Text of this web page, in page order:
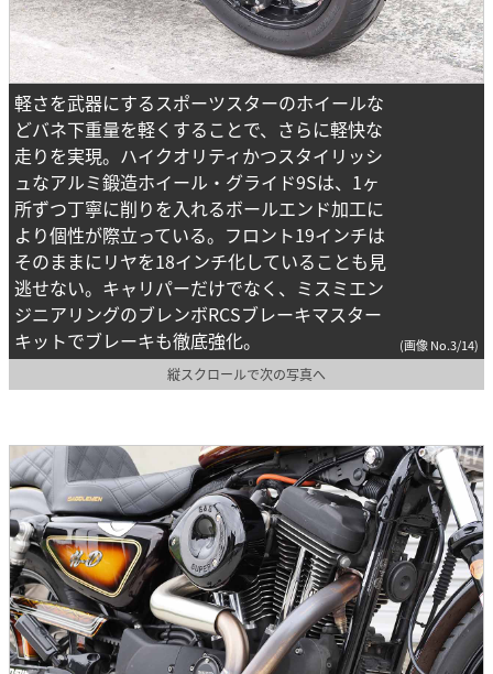
軽さを武器にするスポーツスターのホイールな
どバネ下重量を軽くすることで、さらに軽快な
走りを実現。ハイクオリティかつスタイリッシ
ュなアルミ鍛造ホイール・グライド9Sは、1ヶ
所ずつ丁寧に削りを入れるボールエンド加工に
より個性が際立っている。フロント19インチは
そのままにリヤを18インチ化していることも見
逃せない。キャリパーだけでなく、ミスミエン
ジニアリングのブレンボRCSブレーキマスター
キットでブレーキも徹底強化。
(画像 No.3/14)
縦スクロールで次の写真へ